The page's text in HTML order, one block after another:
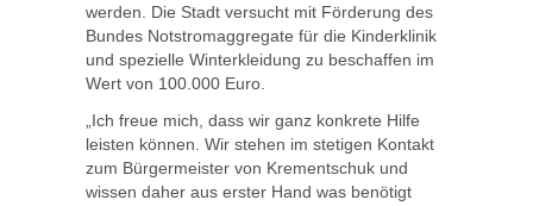
werden. Die Stadt versucht mit Förderung des
Bundes Notstromaggregate für die Kinderklinik
und spezielle Winterkleidung zu beschaffen im
Wert von 100.000 Euro.
„Ich freue mich, dass wir ganz konkrete Hilfe
leisten können. Wir stehen im stetigen Kontakt
zum Bürgermeister von Krementschuk und
wissen daher aus erster Hand was benötigt